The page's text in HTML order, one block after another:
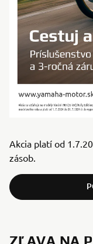
Akcia platí od
zásob.
ZĽAVA NA